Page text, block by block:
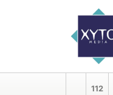
112